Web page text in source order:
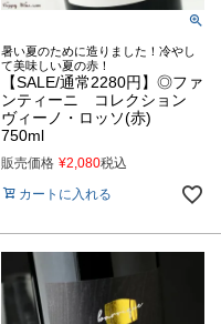
暑い夏のために造りました！冷やし
て美味しい夏の赤！
【SALE/通常2280円】◎ファ
ンティーニ コレクション
ヴィーノ・ロッソ(赤)
750ml
販売価格 ¥2,080税込
カートに入れる